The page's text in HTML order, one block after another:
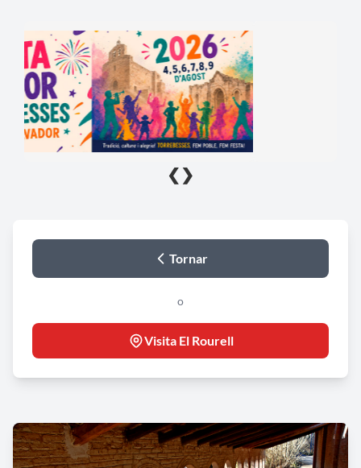
❮ ❯
Tornar
o
Visita El Rourell